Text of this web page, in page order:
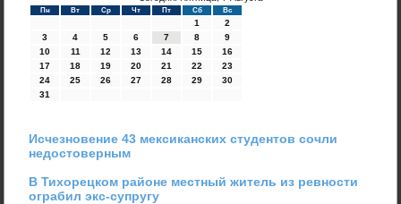
Пн Вт Ср Чт Пт Сб Вс
1
2
3
4 5 6 7 8
9
10
11 12 13 14 15
16
17
18 19 20 21 22
23
24
25 26 27 28 29
30
31
Исчезновение 43 мексиканских студентов сочли
недостоверным
В Тихорецком районе местный житель из ревности
ограбил экс-супругу